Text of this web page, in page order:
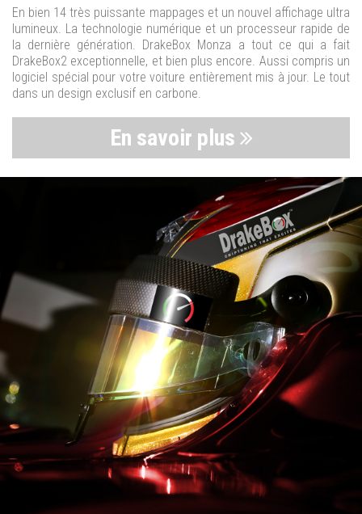
En bien 14 très puissante mappages et un nouvel affichage ultra
lumineux. La technologie numérique et un processeur rapide de
la dernière génération. DrakeBox Monza a tout ce qui a fait
DrakeBox2 exceptionnelle, et bien plus encore. Aussi compris un
logiciel spécial pour votre voiture entièrement mis à jour. Le tout
dans un design exclusif en carbone.
En savoir plus